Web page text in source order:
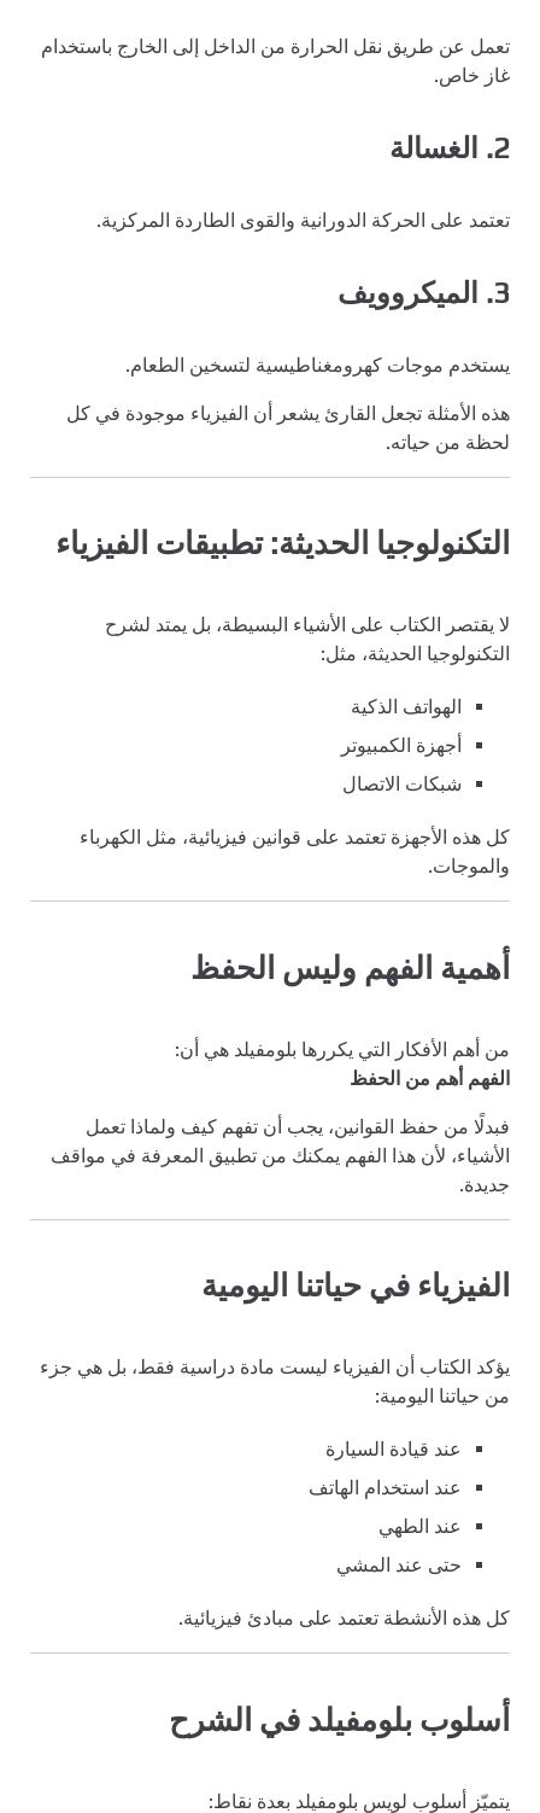
تعمل عن طريق نقل الحرارة من الداخل إلى الخارج باستخدام
غاز خاص.
2. الغسالة
تعتمد على الحركة الدورانية والقوى الطاردة المركزية.
3. الميكروويف
يستخدم موجات كهرومغناطيسية لتسخين الطعام.
هذه الأمثلة تجعل القارئ يشعر أن الفيزياء موجودة في كل
لحظة من حياته.
التكنولوجيا الحديثة: تطبيقات الفيزياء
لا يقتصر الكتاب على الأشياء البسيطة، بل يمتد لشرح
التكنولوجيا الحديثة، مثل:
الهواتف الذكية
أجهزة الكمبيوتر
شبكات الاتصال
كل هذه الأجهزة تعتمد على قوانين فيزيائية، مثل الكهرباء
والموجات.
أهمية الفهم وليس الحفظ
من أهم الأفكار التي يكررها بلومفيلد هي أن:
الفهم أهم من الحفظ
فبدلًا من حفظ القوانين، يجب أن تفهم كيف ولماذا تعمل
الأشياء، لأن هذا الفهم يمكنك من تطبيق المعرفة في مواقف
جديدة.
الفيزياء في حياتنا اليومية
يؤكد الكتاب أن الفيزياء ليست مادة دراسية فقط، بل هي جزء
من حياتنا اليومية:
عند قيادة السيارة
عند استخدام الهاتف
عند الطهي
حتى عند المشي
كل هذه الأنشطة تعتمد على مبادئ فيزيائية.
أسلوب بلومفيلد في الشرح
يتميّز أسلوب لويس بلومفيلد بعدة نقاط: